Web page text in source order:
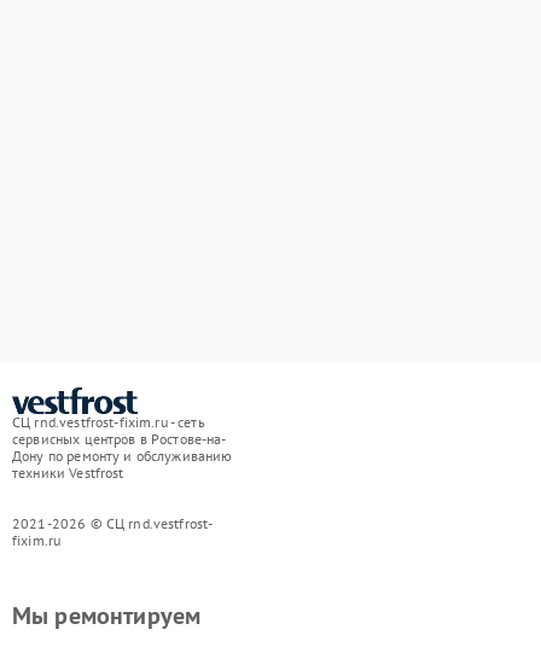
СЦ rnd.vestfrost-fixim.ru - сеть
сервисных центров в Ростове-на-
Дону по ремонту и обслуживанию
техники Vestfrost
2021-2026 © СЦ rnd.vestfrost-
fixim.ru
Мы ремонтируем